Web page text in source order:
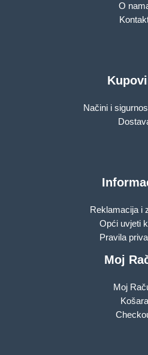
O
Načini i
Reklamacija i
Opći uvjeti
Pravila
Moj
Moj
Košara